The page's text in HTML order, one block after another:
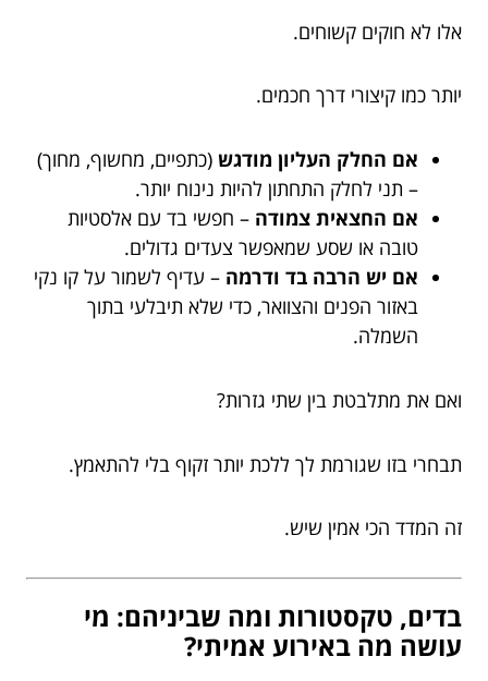
אלו לא חוקים קשוחים.
יותר כמו קיצורי דרך חכמים.
אם החלק העליון מודגש (כתפיים, מחשוף, מחוך)
– תני לחלק התחתון להיות נינוח יותר.
אם החצאית צמודה – חפשי בד עם אלסטיות
טובה או שסע שמאפשר צעדים גדולים.
אם יש הרבה בד ודרמה – עדיף לשמור על קו נקי
באזור הפנים והצוואר, כדי שלא תיבלעי בתוך
השמלה.
ואם את מתלבטת בין שתי גזרות?
תבחרי בזו שגורמת לך ללכת יותר זקוף בלי להתאמץ.
זה המדד הכי אמין שיש.
בדים, טקסטורות ומה שביניהם: מי
עושה מה באירוע אמיתי?